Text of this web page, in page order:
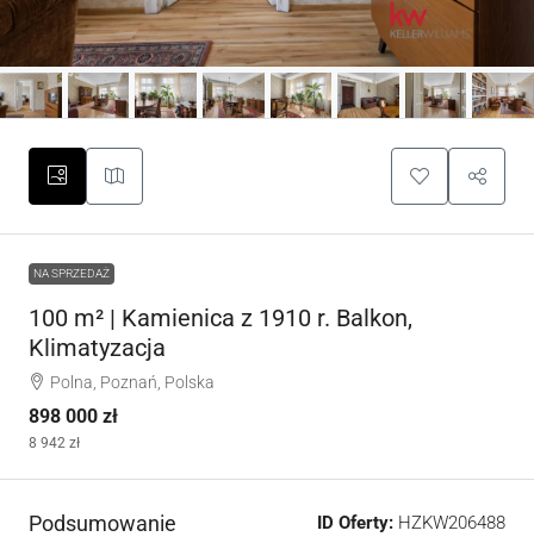
NA SPRZEDAŻ
100 m² | Kamienica z 1910 r. Balkon,
Klimatyzacja
Polna, Poznań, Polska
898 000 zł
8 942 zł
Podsumowanie ID Oferty: HZKW206488